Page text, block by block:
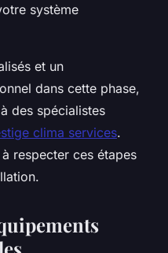
système
et un
dans cette phase,
des spécialistes
clima services.
respecter ces étapes